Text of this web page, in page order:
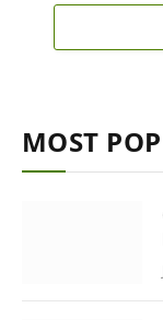
MOST